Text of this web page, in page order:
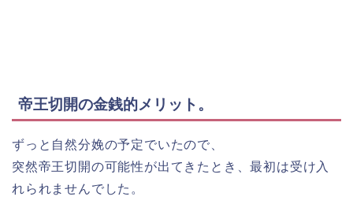
帝王切開の金銭的メリット。
ずっと自然分娩の予定でいたので、
突然帝王切開の可能性が出てきたとき、最初は受け入
れられませんでした。